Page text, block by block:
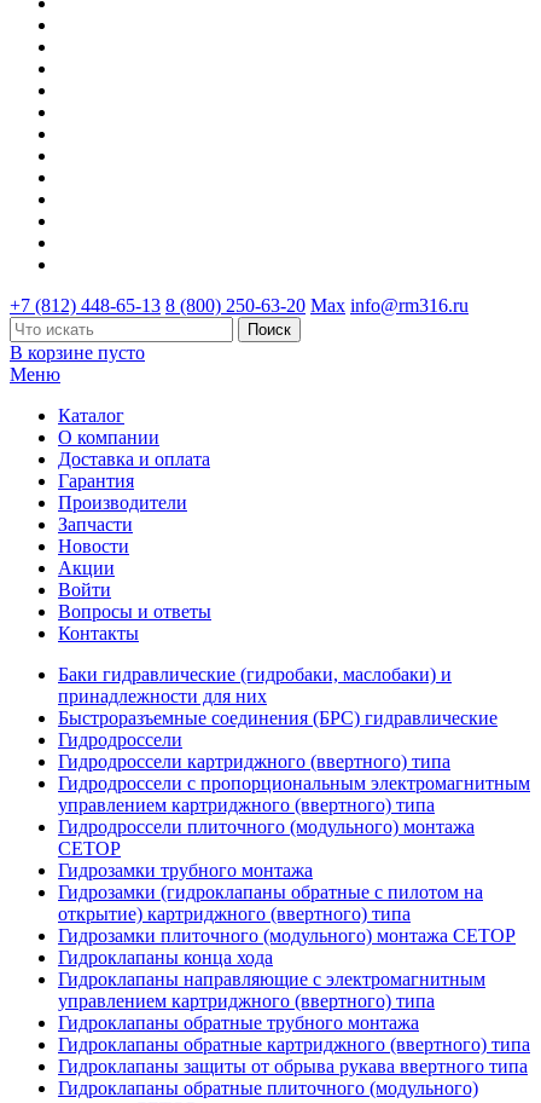
+7 (812) 448-65-13 8 (800) 250-63-20 Max info@rm316.ru
В корзине пусто
Меню
Каталог
О компании
Доставка и оплата
Гарантия
Производители
Запчасти
Новости
Акции
Войти
Вопросы и ответы
Контакты
Баки гидравлические (гидробаки, маслобаки) и
принадлежности для них
Быстроразъемные соединения (БРС) гидравлические
Гидродроссели
Гидродроссели картриджного (ввертного) типа
Гидродроссели с пропорциональным электромагнитным
управлением картриджного (ввертного) типа
Гидродроссели плиточного (модульного) монтажа
CETOP
Гидрозамки трубного монтажа
Гидрозамки (гидроклапаны обратные с пилотом на
открытие) картриджного (ввертного) типа
Гидрозамки плиточного (модульного) монтажа CETOP
Гидроклапаны конца хода
Гидроклапаны направляющие с электромагнитным
управлением картриджного (ввертного) типа
Гидроклапаны обратные трубного монтажа
Гидроклапаны обратные картриджного (ввертного) типа
Гидроклапаны защиты от обрыва рукава ввертного типа
Гидроклапаны обратные плиточного (модульного)